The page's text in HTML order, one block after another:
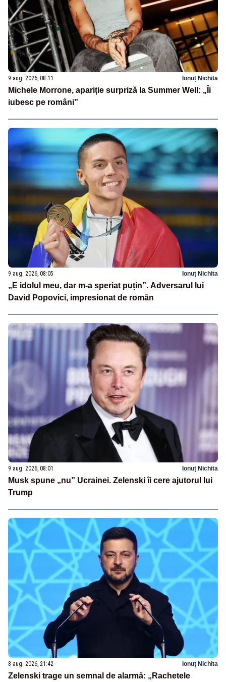
9 aug. 2026, 08:11 Ionuț Nichita
Michele Morrone, apariție surpriză la Summer Well: „Îi
iubesc pe români”
9 aug. 2026, 08:05 Ionuț Nichita
„E idolul meu, dar m-a speriat puțin”. Adversarul lui
David Popovici, impresionat de român
9 aug. 2026, 08:01 Ionuț Nichita
Musk spune „nu” Ucrainei. Zelenski îi cere ajutorul lui
Trump
8 aug. 2026, 21:42 Ionuț Nichita
Zelenski trage un semnal de alarmă: „Rachetele